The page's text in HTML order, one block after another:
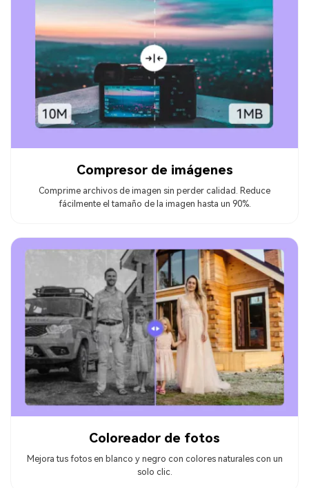
Compresor de imágenes
Comprime archivos de imagen sin perder calidad. Reduce
fácilmente el tamaño de la imagen hasta un 90%.
Coloreador de fotos
Mejora tus fotos en blanco y negro con colores naturales con un
solo clic.